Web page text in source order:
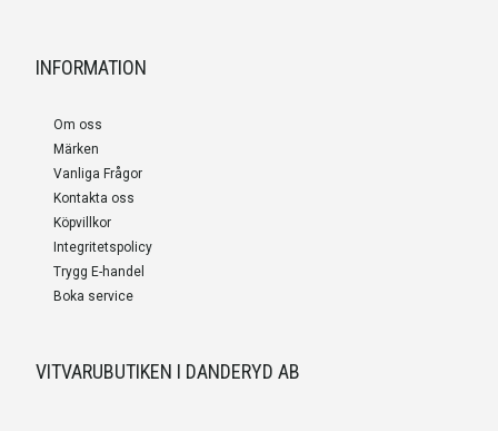
INFORMATION
Om oss
Märken
Vanliga Frågor
Kontakta oss
Köpvillkor
Integritetspolicy
Trygg E-handel
Boka service
VITVARUBUTIKEN I DANDERYD AB